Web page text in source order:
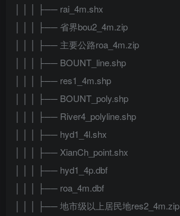
│ │ │ ├── rai_4m.shx
│ │ │ ├── 省界bou2_4m.zip
│ │ │ ├── 主要公路roa_4m.zip
│ │ │ ├── BOUNT_line.shp
│ │ │ ├── res1_4m.shp
│ │ │ ├── BOUNT_poly.shp
│ │ │ ├── River4_polyline.shp
│ │ │ ├── hyd1_4l.shx
│ │ │ ├── XianCh_point.shx
│ │ │ ├── hyd1_4p.dbf
│ │ │ ├── roa_4m.dbf
│ │ │ ├── 地市级以上居民地res2_4m.zip